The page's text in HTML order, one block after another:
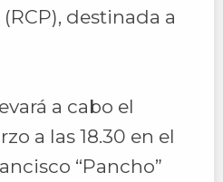
destinada a
a cabo el
a las 18.30 en el
“Pancho”